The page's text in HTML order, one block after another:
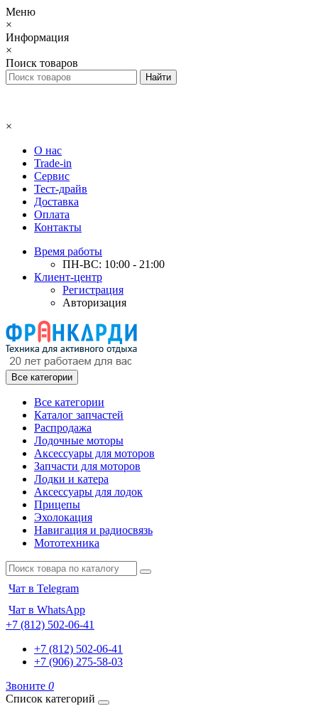
Меню
×
Информация
×
Поиск товаров
×
О нас
Trade-in
Сервис
Тест-драйв
Доставка
Оплата
Контакты
Время работы
ПН-ВС: 10:00 - 21:00
Клиент-центр
Регистрация
Авторизация
Все категории
Все категории
Каталог запчастей
Распродажа
Лодочные моторы
Аксессуары для моторов
Запчасти для моторов
Лодки и катера
Аксессуары для лодок
Прицепы
Эхолокация
Навигация и радиосвязь
Мототехника
Чат в Telegram
Чат в WhatsApp
+7 (812) 502-06-41
+7 (812) 502-06-41
+7 (906) 275-58-03
Звоните 0
Список категорий